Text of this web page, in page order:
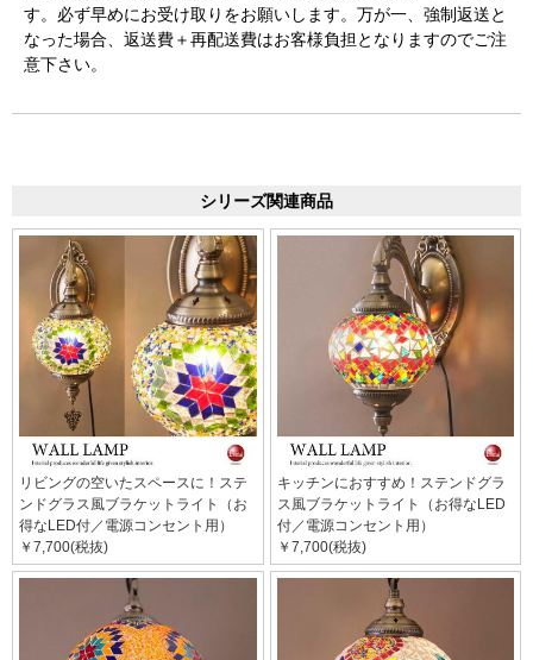
す。必ず早めにお受け取りをお願いします。万が一、強制返送と
なった場合、返送費＋再配送費はお客様負担となりますのでご注
意下さい。
シリーズ関連商品
リビングの空いたスペースに！ステ
ンドグラス風ブラケットライト（お
得なLED付／電源コンセント用）
￥7,700(税抜)
キッチンにおすすめ！ステンドグラ
ス風ブラケットライト（お得なLED
付／電源コンセント用）
￥7,700(税抜)